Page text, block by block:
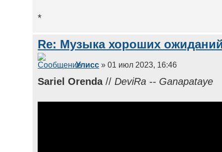
*
Re: Музыка хороших
Улисс » 01 июл 2023, 16:46
Sariel Orenda// DeviRa -- Ganapataye